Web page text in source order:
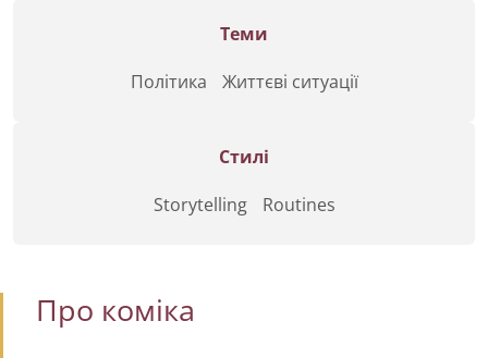
Теми
Політика
Життєві ситуації
Стилі
Storytelling
Routines
Про коміка